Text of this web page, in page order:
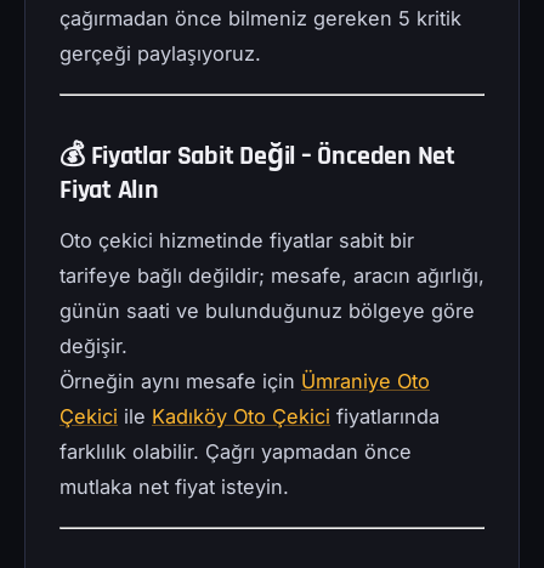
çağırmadan önce bilmeniz gereken 5 kritik
gerçeği paylaşıyoruz.
💰 Fiyatlar Sabit Değil – Önceden Net
Fiyat Alın
Oto çekici hizmetinde fiyatlar sabit bir
tarifeye bağlı değildir; mesafe, aracın ağırlığı,
günün saati ve bulunduğunuz bölgeye göre
değişir.
Örneğin aynı mesafe için Ümraniye Oto
Çekici ile Kadıköy Oto Çekici fiyatlarında
farklılık olabilir. Çağrı yapmadan önce
mutlaka net fiyat isteyin.